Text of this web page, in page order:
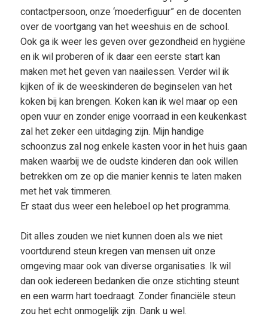
contactpersoon, onze ‘moederfiguur” en de docenten
over de voortgang van het weeshuis en de school.
Ook ga ik weer les geven over gezondheid en hygiëne
en ik wil proberen of ik daar een eerste start kan
maken met het geven van naailessen. Verder wil ik
kijken of ik de weeskinderen de beginselen van het
koken bij kan brengen. Koken kan ik wel maar op een
open vuur en zonder enige voorraad in een keukenkast
zal het zeker een uitdaging zijn. Mijn handige
schoonzus zal nog enkele kasten voor in het huis gaan
maken waarbij we de oudste kinderen dan ook willen
betrekken om ze op die manier kennis te laten maken
met het vak timmeren.
Er staat dus weer een heleboel op het programma.
Dit alles zouden we niet kunnen doen als we niet
voortdurend steun kregen van mensen uit onze
omgeving maar ook van diverse organisaties. Ik wil
dan ook iedereen bedanken die onze stichting steunt
en een warm hart toedraagt. Zonder financiële steun
zou het echt onmogelijk zijn. Dank u wel.